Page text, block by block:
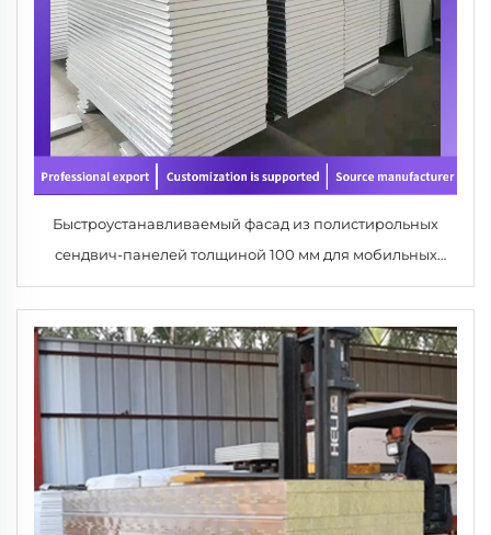
Быстроустанавливаемый фасад из полистирольных
сендвич-панелей толщиной 100 мм для мобильных
клиник